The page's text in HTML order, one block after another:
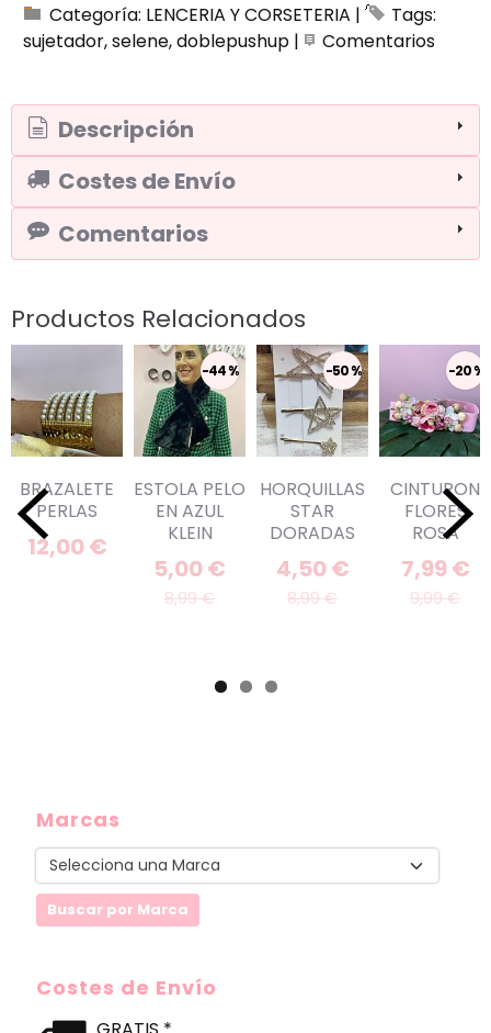
Marcas
Costes de Envío
Categoría: LENCERIA Y CORSETERIA |
Tags:
sujetador selene doblepushup | Comentarios
Descripción
Costes de Envío
Comentarios
Productos Relacionados
BRAZALETE
PERLAS
12,00 €
-44 %
ESTOLA PELO
EN AZUL
KLEIN
5,00 €
8,99 €
-50 %
HORQUILLAS
STAR
DORADAS
4,50 €
8,99 €
-20 %
CINTURON
FLORES
ROSA
7,99 €
9,99 €